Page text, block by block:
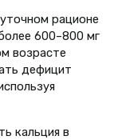
рационе
600–800 мг
возрасте
дефицит
кальция в